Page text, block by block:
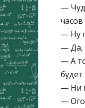
—
— Ну
— Да,
— А
— Ни
—